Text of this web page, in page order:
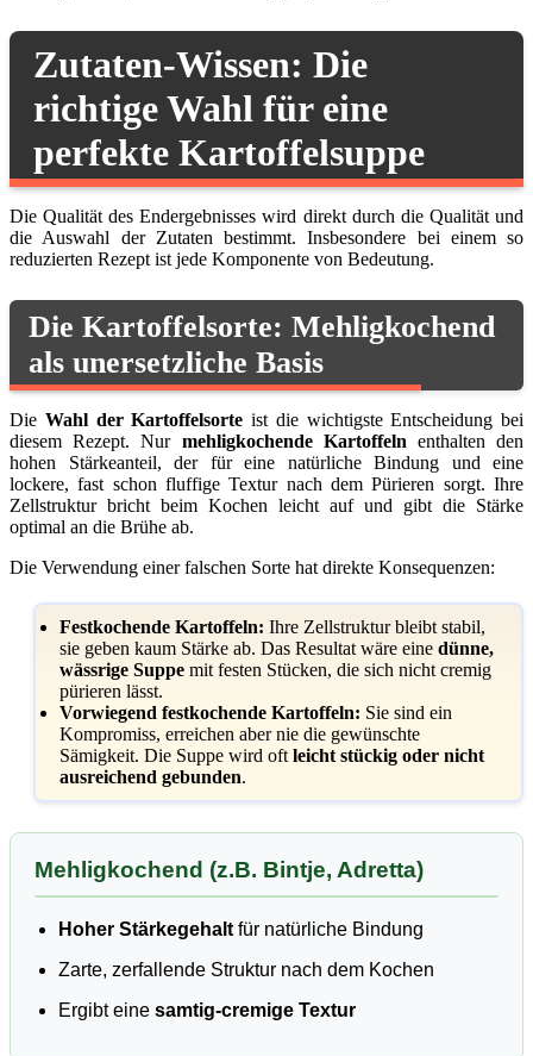
Zutaten-Wissen: Die
richtige Wahl für eine
perfekte Kartoffelsuppe
Die Qualität des Endergebnisses wird direkt durch die Qualität und
die Auswahl der Zutaten bestimmt. Insbesondere bei einem so
reduzierten Rezept ist jede Komponente von Bedeutung.
Die Kartoffelsorte: Mehligkochend
als unersetzliche Basis
Die Wahl der Kartoffelsorte ist die wichtigste Entscheidung bei
diesem Rezept. Nur mehligkochende Kartoffeln enthalten den
hohen Stärkeanteil, der für eine natürliche Bindung und eine
lockere, fast schon fluffige Textur nach dem Pürieren sorgt. Ihre
Zellstruktur bricht beim Kochen leicht auf und gibt die Stärke
optimal an die Brühe ab.
Die Verwendung einer falschen Sorte hat direkte Konsequenzen:
Festkochende Kartoffeln: Ihre Zellstruktur bleibt stabil,
sie geben kaum Stärke ab. Das Resultat wäre eine dünne,
wässrige Suppe mit festen Stücken, die sich nicht cremig
pürieren lässt.
Vorwiegend festkochende Kartoffeln: Sie sind ein
Kompromiss, erreichen aber nie die gewünschte
Sämigkeit. Die Suppe wird oft leicht stückig oder nicht
ausreichend gebunden.
Mehligkochend (z.B. Bintje, Adretta)
Hoher Stärkegehalt für natürliche Bindung
Zarte, zerfallende Struktur nach dem Kochen
Ergibt eine samtig-cremige Textur